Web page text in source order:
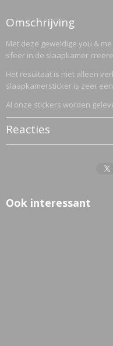
Omschrijving
Met deze geweldige you &
sfeer in de slaapkamer
Het resultaat is niet alleen
slaapkamersticker is zeer
Al onze stickers worden
Reacties
Ook interessant